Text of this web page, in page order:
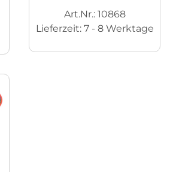
Art.Nr.: 10868
Lieferzeit: 7 - 8 Werktage